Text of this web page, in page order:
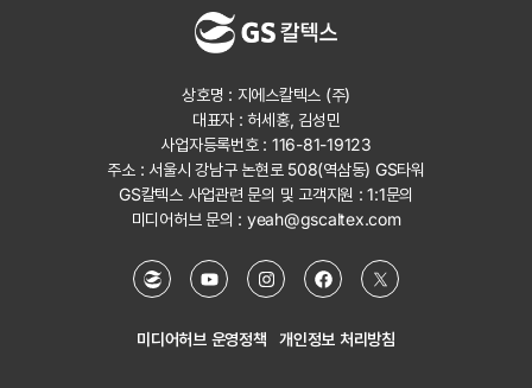
상호명 : 지에스칼텍스 (주)
대표자 : 허세홍, 김성민
사업자등록번호 : 116-81-19123
주소 : 서울시 강남구 논현로 508(역삼동) GS타워
GS칼텍스 사업관련 문의 및 고객지원 :1:1문의
미디어허브 문의 : yeah@gscaltex.com
미디어허브 운영정책 개인정보 처리방침